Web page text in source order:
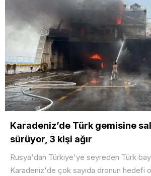
Karadeniz’de Türk gemisine
sürüyor, 3 kişi ağır
Rusya'dan Türkiye'ye seyreden Türk
Karadeniz'de çok sayıda dronun hedefi